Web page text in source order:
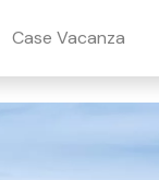
Case Vacanza